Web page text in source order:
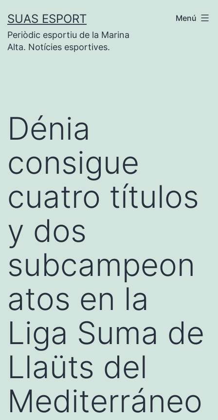
contenido
SUAS ESPORT
Periòdic esportiu de la Marina
Alta. Notícies esportives.
Menú
Dénia
consigue
cuatro títulos
y dos
subcampeon
atos en la
Liga Suma de
Llaüts del
Mediterráneo